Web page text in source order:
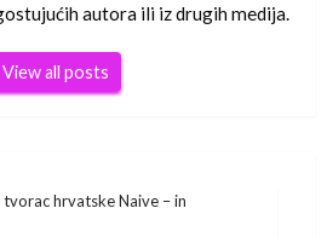
autora ili iz drugih medija.
View all posts
tvorac hrvatske Naive – in